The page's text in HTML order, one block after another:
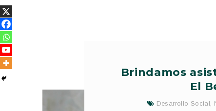
Brindamos
El
Desarrollo Social,